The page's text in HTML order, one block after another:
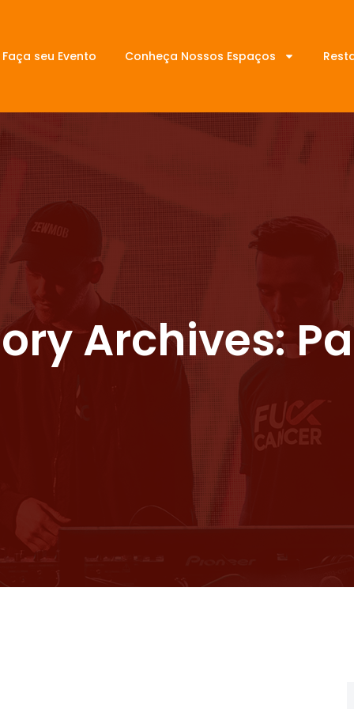
Faça seu Evento Conheça Nossos Espaços
Archives: